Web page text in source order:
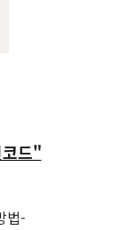
드"
법-